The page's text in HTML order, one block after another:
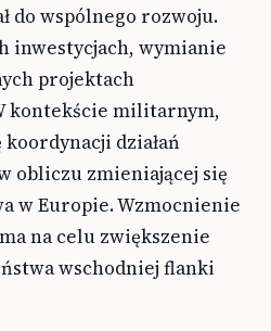
do wspólnego rozwoju.
inwestycjach, wymianie
projektach
kontekście militarnym,
działań
obliczu zmieniającej się
w Europie. Wzmocnienie
na celu zwiększenie
wschodniej flanki